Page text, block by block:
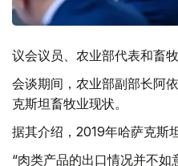
议会议员、农业部代表和畜
会谈期间，农业部副部长阿
克斯坦畜牧业现状。
据其介绍，2019年哈萨克斯
“肉类产品的出口情况并不